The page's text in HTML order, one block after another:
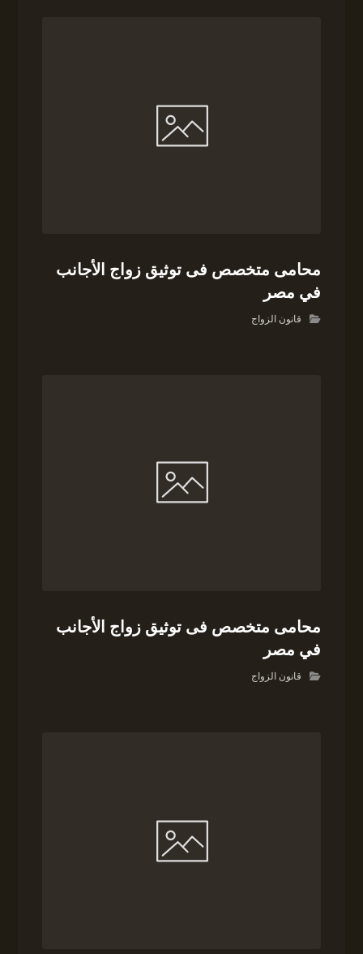
محامى متخصص فى توثيق زواج الأجانب
في مصر
قانون الزواج
محامى متخصص فى توثيق زواج الأجانب
في مصر
قانون الزواج